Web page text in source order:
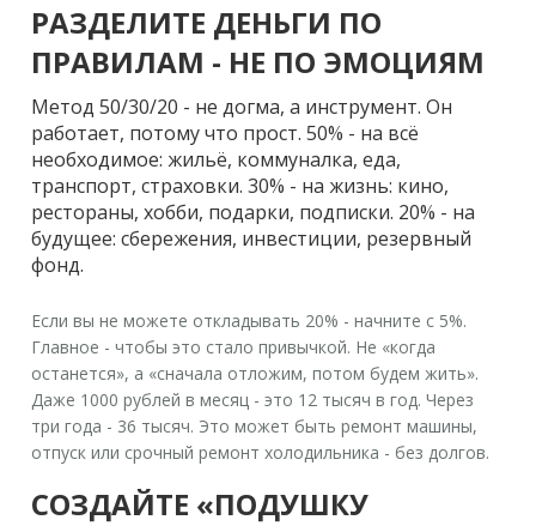
РАЗДЕЛИТЕ ДЕНЬГИ ПО
ПРАВИЛАМ - НЕ ПО ЭМОЦИЯМ
Метод 50/30/20 - не догма, а инструмент. Он
работает, потому что прост. 50% - на всё
необходимое: жильё, коммуналка, еда,
транспорт, страховки. 30% - на жизнь: кино,
рестораны, хобби, подарки, подписки. 20% - на
будущее: сбережения, инвестиции, резервный
фонд.
Если вы не можете откладывать 20% - начните с 5%.
Главное - чтобы это стало привычкой. Не «когда
останется», а «сначала отложим, потом будем жить».
Даже 1000 рублей в месяц - это 12 тысяч в год. Через
три года - 36 тысяч. Это может быть ремонт машины,
отпуск или срочный ремонт холодильника - без долгов.
СОЗДАЙТЕ «ПОДУШКУ